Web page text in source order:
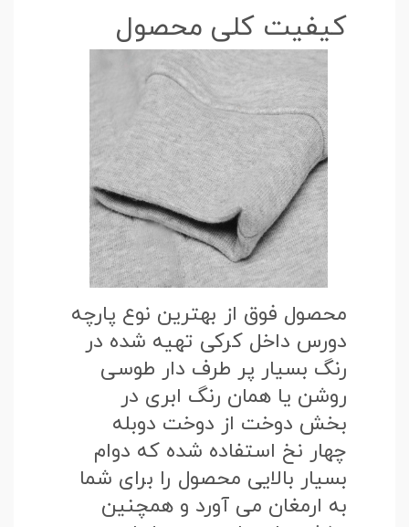
کیفیت کلی محصول
محصول فوق از بهترین نوع پارچه
دورس داخل کرکی تهیه شده در
رنگ بسیار پر طرف دار طوسی
روشن یا همان رنگ ابری در
بخش دوخت از دوخت دوبله
چهار نخ استفاده شده که دوام
بسیار بالایی محصول را برای شما
به ارمغان می آورد و همچنین